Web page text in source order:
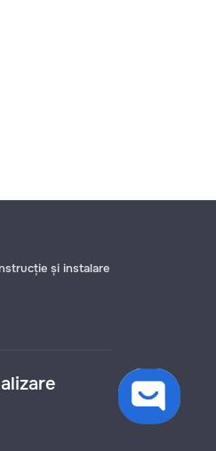
și instalare